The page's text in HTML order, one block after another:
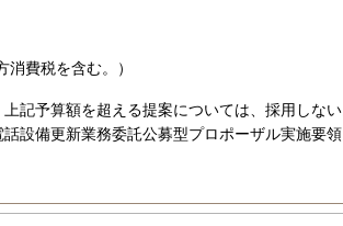
消費税を含む。）
予算額を超える提案については、採用しない
備更新業務委託公募型プロポーザル実施要領